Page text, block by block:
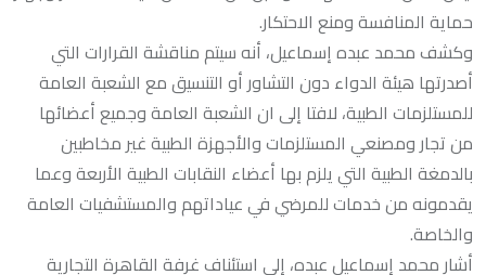
حماية المنافسة ومنع الاحتكار.
وكشف محمد عبده إسماعيل، أنه سيتم مناقشة القرارات التي
أصدرتها هيئة الدواء دون التشاور أو التنسيق مع الشعبة العامة
للمستلزمات الطبية، لافتا إلى ان الشعبة العامة وجميع أعضائها
من تجار ومصنعي المستلزمات والأجهزة الطبية غير مخاطبين
بالدمغة الطبية التي يلزم بها أعضاء النقابات الطبية الأربعة وعما
يقدمونه من خدمات للمرضي في عياداتهم والمستشفيات العامة
والخاصة.
أشار محمد إسماعيل عبده، إلى استئناف غرفة القاهرة التجارية